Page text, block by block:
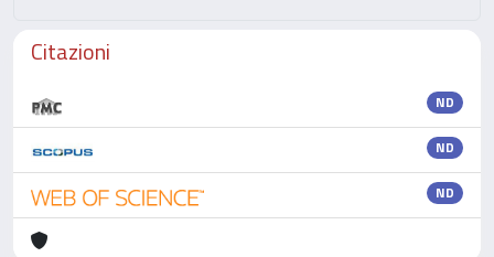
Citazioni
ND
ND
ND